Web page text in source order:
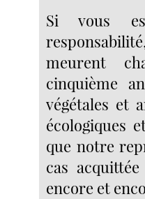
Si vous
meurent
cinquième
végétales et
écologiques
que notre
cas
encore et